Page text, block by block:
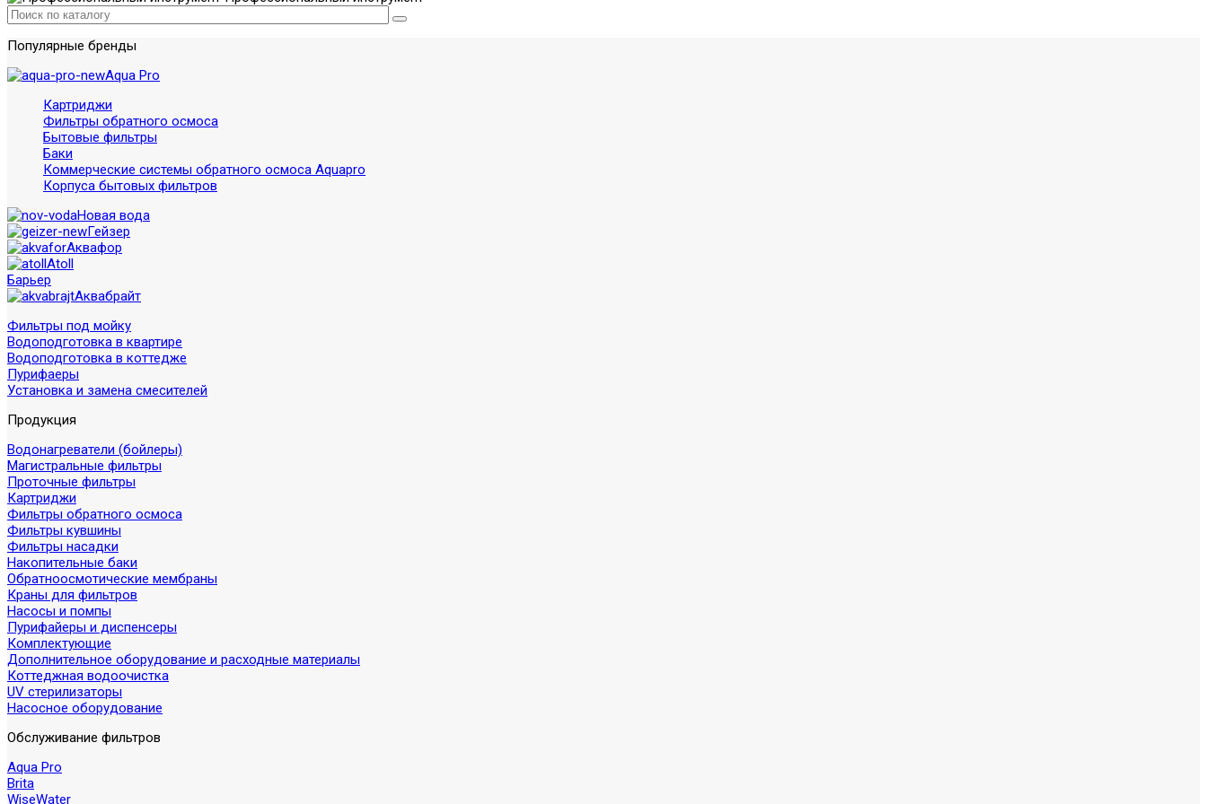
Популярные бренды
Aqua Pro
Картриджи
Фильтры обратного осмоса
Бытовые фильтры
Баки
Коммерческие системы обратного осмоса Aquapro
Корпуса бытовых фильтров
Новая вода
Гейзер
Аквафор
Atoll
Барьер
Аквабрайт
Фильтры под мойку
Водоподготовка в квартире
Водоподготовка в коттедже
Пурифаеры
Установка и замена смесителей
Продукция
Водонагреватели (бойлеры)
Магистральные фильтры
Проточные фильтры
Картриджи
Фильтры обратного осмоса
Фильтры кувшины
Фильтры насадки
Накопительные баки
Обратноосмотические мембраны
Краны для фильтров
Насосы и помпы
Пурифайеры и диспенсеры
Комплектующие
Дополнительное оборудование и расходные материалы
Коттеджная водоочистка
UV стерилизаторы
Насосное оборудование
Обслуживание фильтров
Aqua Pro
Brita
WiseWater